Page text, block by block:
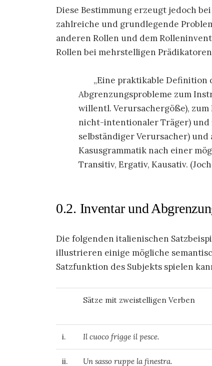
Diese Bestimmung erzeugt jedoch
zahlreiche und grundlegende
anderen Rollen und dem
Rollen bei mehrstelligen
Eine praktikable Definition
Abgrenzungsprobleme zum
willentl. Verursachergöße),
nicht-intentionaler Träger) und
selbständiger Verursacher)
Kasusgrammatik nach einer
Transitiv, Ergativ, Kausativ.
0.2. Inventar und
Die folgenden italienischen
illustrieren einige mögliche
Satzfunktion des Subjekts spielen
Sätze mit zweistelligen Verben
i. Il cuoco frigge il pesce.
ii. Un sasso ruppe la finestra.